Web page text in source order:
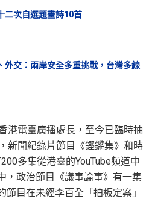
二次自選題畫詩10首
外交：兩岸安全多重挑戰，台灣多線
港電臺廣播處長，至今已臨時抽
新聞紀錄片節目《鏗鏘集》和時
多集從港臺的YouTube頻道中
，政治節目《議事論事》有一集
目在未經李百全「拍板定案」